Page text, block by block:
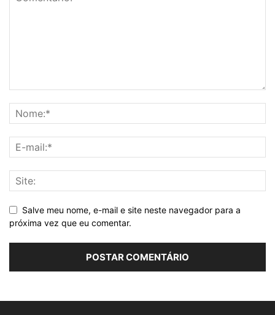
Salve meu nome, e-mail e site neste navegador para a
próxima vez que eu comentar.